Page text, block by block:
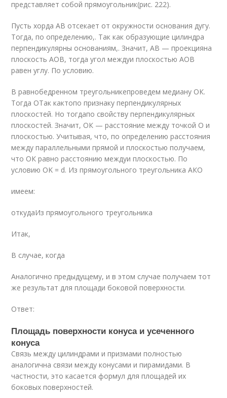
представляет собой прямоугольник(рис. 222).
Пусть хорда АВ отсекает от окружности основания дугу.
Тогда, по определению,. Так как образующие цилиндра
перпендикулярны основаниям,. Значит, АВ — проекцияна
плоскость АОВ, тогда угол междуи плоскостью АОВ
равен углу. По условию.
В равнобедренном треугольникепроведем медиану ОК.
Тогда OТак кактопо признаку перпендикулярных
плоскостей. Но тогдапо свойству перпендикулярных
плоскостей. Значит, ОК — расстояние между точкой О и
плоскостью. Учитывая, что, по определению расстояния
между параллельными прямой и плоскостью получаем,
что ОК равно расстоянию междуи плоскостью. По
условию OK = d. Из прямоугольного треугольника АКО
имеем:
откудаИз прямоугольного треугольника
Итак,
В случае, когда
Аналогично предыдущему, и в этом случае получаем тот
же результат для площади боковой поверхности.
Ответ:
Площадь поверхности конуса и усеченного
конуса
Связь между цилиндрами и призмами полностью
аналогична связи между конусами и пирамидами. В
частности, это касается формул для площадей их
боковых поверхностей.